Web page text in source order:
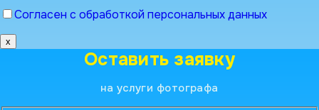
Согласен с обработкой персональных данных
x
Оставить заявку
на услуги фотографа